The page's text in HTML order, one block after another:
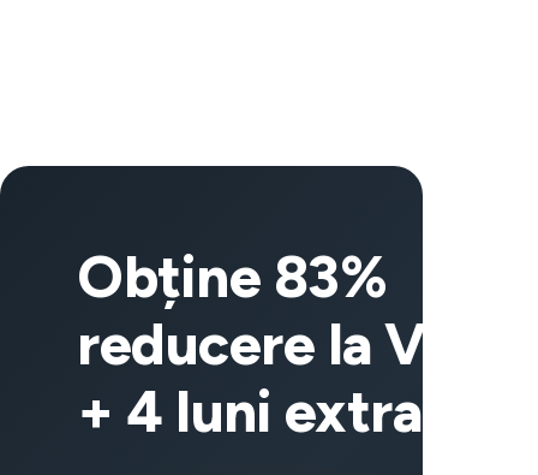
Obține 83%
reducere la
+ 4 luni extra